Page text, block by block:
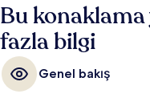
Bu
fazla bilgi
Genel bakış